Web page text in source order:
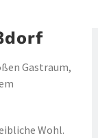
Gastraum,
Wohl.